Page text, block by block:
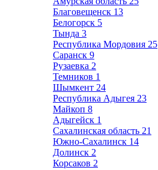
Благовещенск 13
Белогорск 5
Тында 3
Республика Мордовия 25
Саранск 9
Рузаевка 2
Темников 1
Шымкент 24
Республика Адыгея 23
Майкоп 8
Адыгейск 1
Сахалинская область 21
Южно-Сахалинск 14
Долинск 2
Корсаков 2